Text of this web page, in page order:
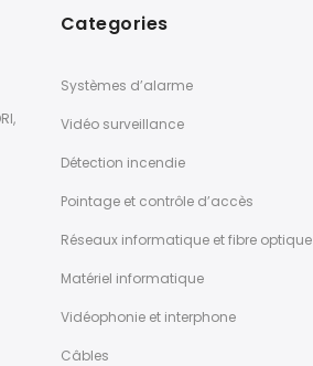
Categories
Systèmes d’alarme
Vidéo surveillance
Détection incendie
Pointage et contrôle d’accès
Réseaux informatique et fibre optique
Matériel informatique
Vidéophonie et interphone
Câbles